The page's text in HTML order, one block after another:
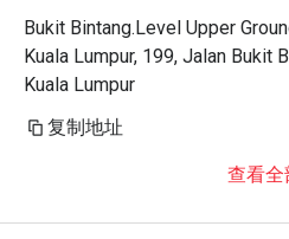
Bukit Bintang.Level Upper
Kuala Lumpur, 199, Jalan Bukit
Kuala Lumpur
复制地址
查看全